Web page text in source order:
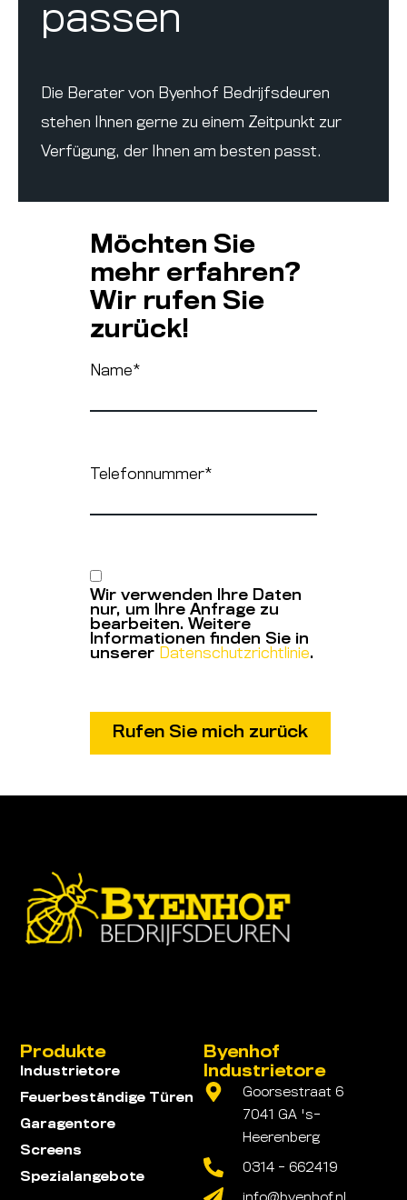
passen
Die Berater von Byenhof Bedrijfsdeuren
stehen Ihnen gerne zu einem Zeitpunkt zur
Verfügung, der Ihnen am besten passt.
Möchten Sie
mehr erfahren?
Wir rufen Sie
zurück!
Name*
Telefonnummer*
Wir verwenden Ihre Daten
nur, um Ihre Anfrage zu
bearbeiten. Weitere
Informationen finden Sie in
unserer Datenschutzrichtlinie.
Byenhof
Industrietore
Goorsestraat 6
7041 GA 's-
Heerenberg
0314 - 662419
Produkte
Industrietore
Feuerbeständige Türen
Garagentore
Screens
Spezialangebote